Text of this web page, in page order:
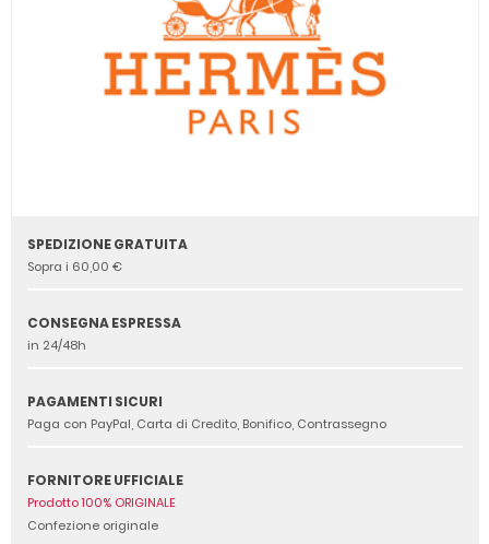
SPEDIZIONE GRATUITA
Sopra i 60,00 €
CONSEGNA ESPRESSA
in 24/48h
PAGAMENTI SICURI
Paga con PayPal, Carta di Credito, Bonifico, Contrassegno
FORNITORE UFFICIALE
Prodotto 100% ORIGINALE
Confezione originale